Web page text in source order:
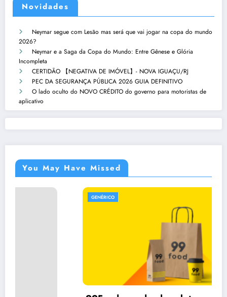
Novidades
Neymar segue com Lesão mas será que vai jogar na copa do mundo
2026?
Neymar e a Saga da Copa do Mundo: Entre Gênese e Glória
Incompleta
CERTIDÃO 【NEGATIVA DE IMÓVEL】- NOVA IGUAÇU/RJ
PEC DA SEGURANÇA PÚBLICA 2026 GUIA DEFINITIVO
O lado oculto do NOVO CRÉDITO do governo para motoristas de
aplicativo
You May Have Missed